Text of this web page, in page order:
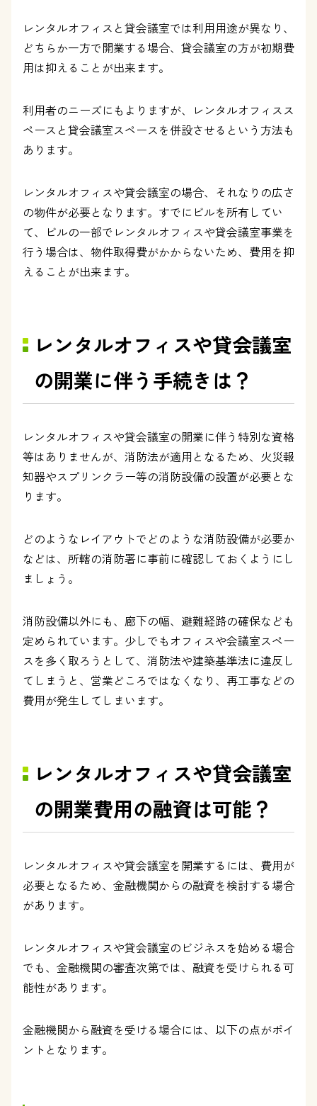
レンタルオフィスと貸会議室では利用用途が異なり、
どちらか一方で開業する場合、貸会議室の方が初期費
用は抑えることが出来ます。
利用者のニーズにもよりますが、レンタルオフィスス
ペースと貸会議室スペースを併設させるという方法も
あります。
レンタルオフィスや貸会議室の場合、それなりの広さ
の物件が必要となります。すでにビルを所有してい
て、ビルの一部でレンタルオフィスや貸会議室事業を
行う場合は、物件取得費がかからないため、費用を抑
えることが出来ます。
レンタルオフィスや貸会議室
の開業に伴う手続きは？
レンタルオフィスや貸会議室の開業に伴う特別な資格
等はありませんが、消防法が適用となるため、火災報
知器やスプリンクラー等の消防設備の設置が必要とな
ります。
どのようなレイアウトでどのような消防設備が必要か
などは、所轄の消防署に事前に確認しておくようにし
ましょう。
消防設備以外にも、廊下の幅、避難経路の確保なども
定められています。少しでもオフィスや会議室スペー
スを多く取ろうとして、消防法や建築基準法に違反し
てしまうと、営業どころではなくなり、再工事などの
費用が発生してしまいます。
レンタルオフィスや貸会議室
の開業費用の融資は可能？
レンタルオフィスや貸会議室を開業するには、費用が
必要となるため、金融機関からの融資を検討する場合
があります。
レンタルオフィスや貸会議室のビジネスを始める場合
でも、金融機関の審査次第では、融資を受けられる可
能性があります。
金融機関から融資を受ける場合には、以下の点がポイ
ントとなります。